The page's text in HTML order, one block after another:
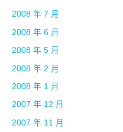
2008 年 7 月
2008 年 6 月
2008 年 5 月
2008 年 2 月
2008 年 1 月
2007 年 12 月
2007 年 11 月